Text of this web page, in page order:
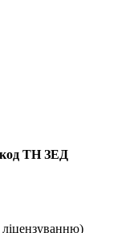
код ТН ЗЕД